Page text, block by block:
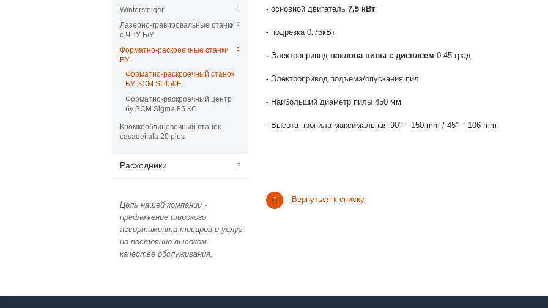
Wintersteiger
Лазерно-гравировальные станки
с ЧПУ Б/У
Форматно-раскроечные станки
БУ
Форматно-раскроечный станок
БУ SCM SI 450E
Форматно-раскроечный центр
бу SCM Sigma 85 КС
Кромкооблицовочный станок
casadei ala 20 plus
Расходники
Цель нашей компании -
предложение широкого
ассортимента товаров и услуг
на постоянно высоком
качестве обслуживания.
- основной двигатель 7,5 кВт
- подрезка 0,75кВт
- Электропривод наклона пилы с дисплеем 0-45 град
- Электропривод подъема/опускания пил
- Наибольший диаметр пилы 450 мм
- Высота пропила максимальная 90° – 150 mm / 45° – 106 mm
Вернуться к списку